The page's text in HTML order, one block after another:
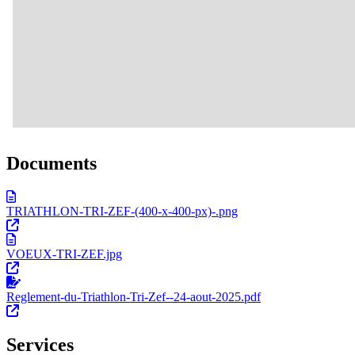
Documents
TRIATHLON-TRI-ZEF-(400-x-400-px)-.png
VOEUX-TRI-ZEF.jpg
Reglement-du-Triathlon-Tri-Zef--24-aout-2025.pdf
Services